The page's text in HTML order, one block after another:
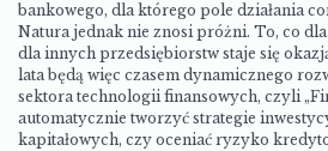
bankowego, dla którego pole działania
Natura jednak nie znosi próżni. To, co
dla innych przedsiębiorstw staje się
lata będą więc czasem dynamicznego
sektora technologii finansowych, czyli
automatycznie tworzyć strategie
kapitałowych, czy oceniać ryzyko